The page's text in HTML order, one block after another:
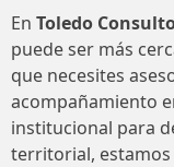
En Toledo
puede ser más
que necesites
acompañamiento
institucional para
territorial,